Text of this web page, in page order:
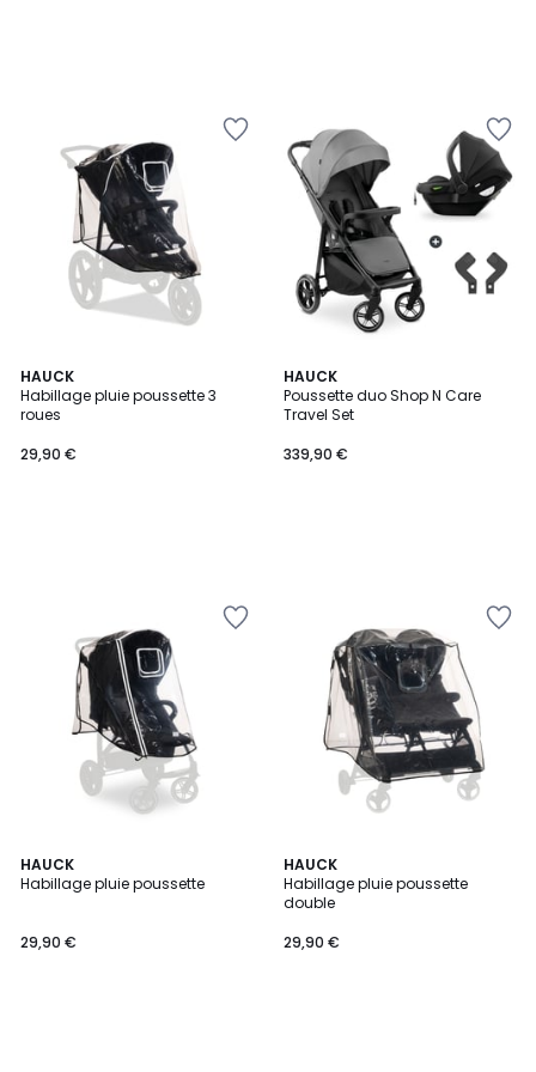
HAUCK
Habillage pluie poussette 3
roues
29,90 €
HAUCK
Poussette duo Shop N Care
Travel Set
339,90 €
HAUCK
Habillage pluie poussette
29,90 €
HAUCK
Habillage pluie poussette
double
29,90 €